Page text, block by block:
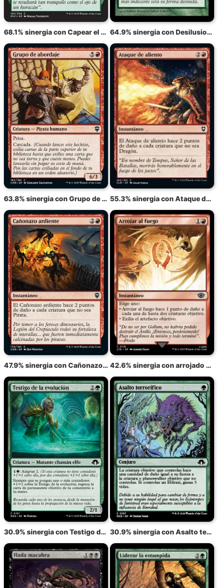
68.1% sinergia con Capear el temporal 64.9% sinergia con Desilusionar
63.8% sinergia con Grupo de abordaje 55.3% sinergia con Ataque de aliento
47.9% sinergia con Cañonazo ardiente 42.6% sinergia con arrojado al fuego
30.9% sinergia con Testigo de la evolución 30.9% sinergia con Asalto terrorífico